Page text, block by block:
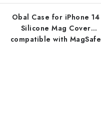
Obal Case for iPhone 14
Silicone Mag Cover
compatible with MagSafe